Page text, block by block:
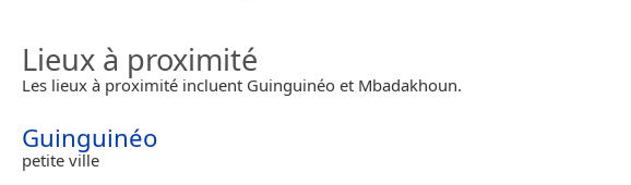
Lieux à proximité
Les lieux à proximité incluent Guinguinéo et Mbadakhoun.
Guinguinéo
petite ville